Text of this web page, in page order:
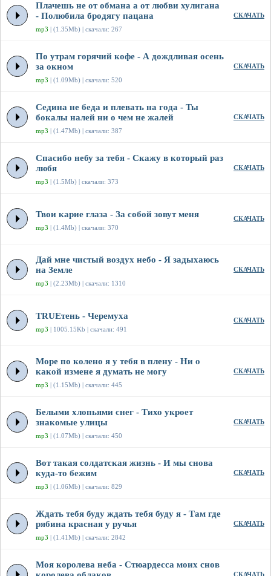
Плачешь не от обмана а от любви хулигана
- Полюбила бродягу пацана
mp3 | (1.35Mb) | скачали: 267
СКАЧАТЬ
По утрам горячий кофе - А дождливая осень
за окном
mp3 | (1.09Mb) | скачали: 520
СКАЧАТЬ
Седина не беда и плевать на года - Ты
бокалы налей ни о чем не жалей
mp3 | (1.47Mb) | скачали: 387
СКАЧАТЬ
Спасибо небу за тебя - Скажу в который раз
любя
mp3 | (1.5Mb) | скачали: 373
СКАЧАТЬ
Твои карие глаза - За собой зовут меня
mp3 | (1.4Mb) | скачали: 370
СКАЧАТЬ
Дай мне чистый воздух небо - Я задыхаюсь
на Земле
mp3 | (2.23Mb) | скачали: 1310
СКАЧАТЬ
TRUEтень - Черемуха
mp3 | 1005.15Kb | скачали: 491
СКАЧАТЬ
Море по колено я у тебя в плену - Ни о
какой измене я думать не могу
mp3 | (1.15Mb) | скачали: 445
СКАЧАТЬ
Белыми хлопьями снег - Тихо укроет
знакомые улицы
mp3 | (1.07Mb) | скачали: 450
СКАЧАТЬ
Вот такая солдатская жизнь - И мы снова
куда-то бежим
mp3 | (1.06Mb) | скачали: 829
СКАЧАТЬ
Ждать тебя буду ждать тебя буду я - Там где
рябина красная у ручья
mp3 | (1.41Mb) | скачали: 2842
СКАЧАТЬ
Моя королева неба - Стюардесса моих снов
СКАЧАТЬ